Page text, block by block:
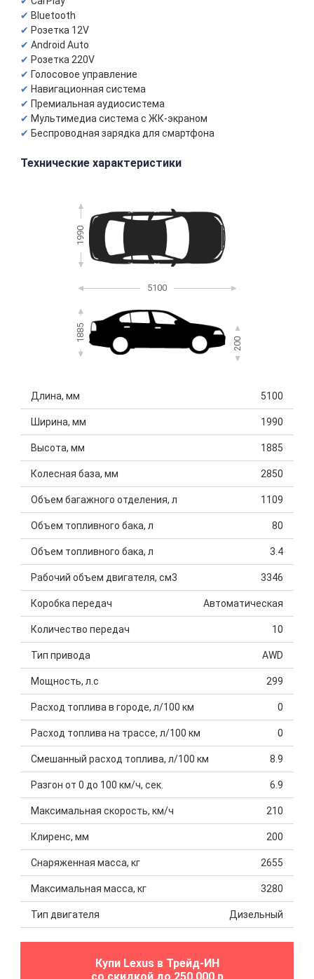
Bluetooth
Розетка 12V
Android Auto
Розетка 220V
Голосовое управление
Навигационная система
Премиальная аудиосистема
Мультимедиа система с ЖК-экраном
Беспроводная зарядка для смартфона
Технические характеристики
1990
5100
1885
200
Длина, мм 5100
Ширина, мм 1990
Высота, мм 1885
Колесная база, мм 2850
Объем багажного отделения, л 1109
Объем топливного бака, л 80
Объем топливного бака, л 3.4
Рабочий объем двигателя, см3 3346
Коробка передач Автоматическая
Количество передач 10
Тип привода AWD
Мощность, л.с 299
Расход топлива в городе, л/100 км 0
Расход топлива на трассе, л/100 км 0
Смешанный расход топлива, л/100 км 8.9
Разгон от 0 до 100 км/ч, сек. 6.9
Максимальная скорость, км/ч 210
Клиренс, мм 200
Снаряженная масса, кг 2655
Максимальная масса, кг 3280
Тип двигателя Дизельный
Купи Lexus в Трейд-ИН
со скидкой до 250 000 р